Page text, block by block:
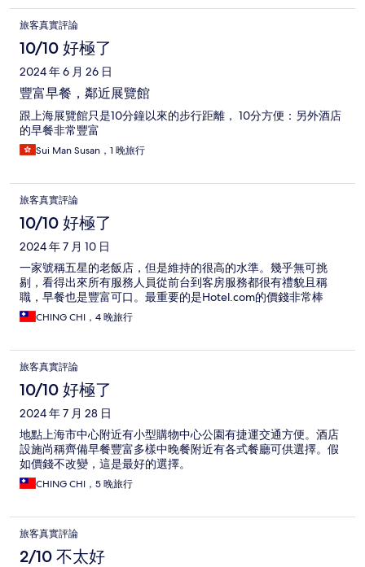
旅客真實評論
10/10 好極了
2024 年 6 月 26 日
豐富早餐，鄰近展覽館
跟上海展覽館只是10分鐘以來的步行距離， 10分方便：另外酒店
的早餐非常豐富
Sui Man Susan，1 晚旅行
旅客真實評論
10/10 好極了
2024 年 7 月 10 日
一家號稱五星的老飯店，但是維持的很高的水準。幾乎無可挑
剔，看得出來所有服務人員從前台到客房服務都很有禮貌且稱
職，早餐也是豐富可口。最重要的是Hotel.com的價錢非常棒
CHING CHI，4 晚旅行
旅客真實評論
10/10 好極了
2024 年 7 月 28 日
地點上海市中心附近有小型購物中心公園有捷運交通方便。酒店
設施尚稱齊備早餐豐富多樣中晚餐附近有各式餐廳可供選擇。假
如價錢不改變，這是最好的選擇。
CHING CHI，5 晚旅行
旅客真實評論
2/10 不太好